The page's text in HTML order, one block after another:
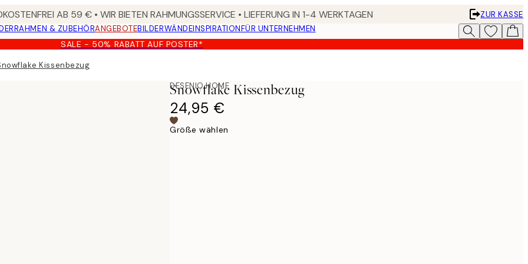
AB 59 € • WIR BIETEN RAHMUNGSSERVICE • LIEFERUNG IN 1-4 WERKTAGEN
ZUR KASSE
RAHMEN & ZUBEHÖRANGEBOTEBILDERWÄNDEINSPIRATIONFÜR UNTERNEHMEN
SALE - 50% RABATT AUF POSTER*
Kissenbezug
DESENIO HOME
Snowflake Kissenbezug
24,95 €
Größe wählen